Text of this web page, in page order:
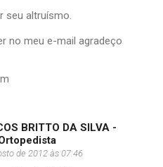
seu altruísmo.
no meu e-mail agradeço
BRITTO DA SILVA -
de 2012 às 07:46